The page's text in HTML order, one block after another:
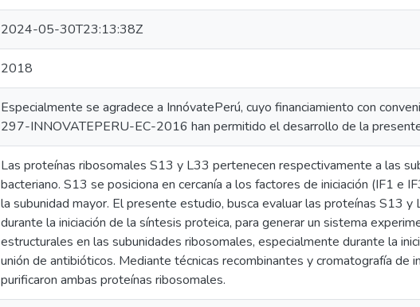
2024-05-30T23:13:38Z
2018
Especialmente se agradece a InnóvatePerú, cuyo financiamiento con
297-INNOVATEPERU-EC-2016 han permitido el desarrollo de la
Las proteínas ribosomales S13 y L33 pertenecen respectivamente a las
bacteriano. S13 se posiciona en cercanía a los factores de iniciación (IF1 e
la subunidad mayor. El presente estudio, busca evaluar las proteínas S13
durante la iniciación de la síntesis proteica, para generar un sistema
estructurales en las subunidades ribosomales, especialmente durante la
unión de antibióticos. Mediante técnicas recombinantes y cromatografía de
purificaron ambas proteínas ribosomales.